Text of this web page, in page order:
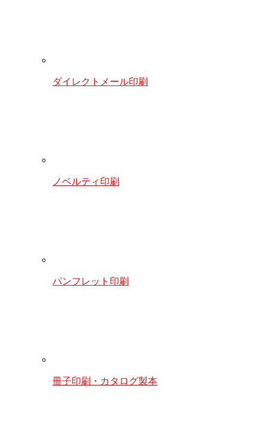
ダイレクトメール印刷
ノベルティ印刷
パンフレット印刷
冊子印刷・カタログ製本